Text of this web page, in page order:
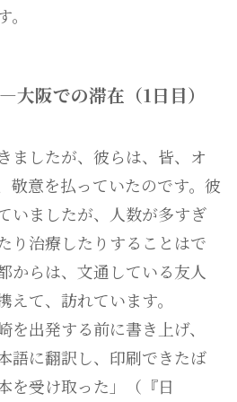
大阪での滞在（1日目）
ましたが、彼らは、皆、オ
敬意を払っていたのです。彼
いましたが、人数が多すぎ
り治療したりすることはで
からは、文通している友人
て、訪れています。
出発する前に書き上げ、
語に翻訳し、印刷できたば
を受け取った」（『日